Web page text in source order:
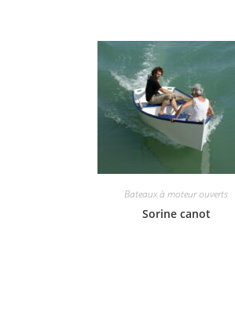
Bateaux à moteur ouverts
Sorine canot